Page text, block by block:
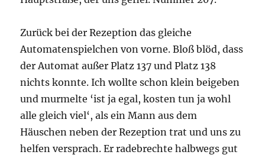
Zurück bei der Rezeption das gleiche
Automatenspielchen von vorne. Bloß blöd, dass
der Automat außer Platz 137 und Platz 138
nichts konnte. Ich wollte schon klein beigeben
und murmelte ‘ist ja egal, kosten tun ja wohl
alle gleich viel‘, als ein Mann aus dem
Häuschen neben der Rezeption trat und uns zu
helfen versprach. Er radebrechte halbwegs gut